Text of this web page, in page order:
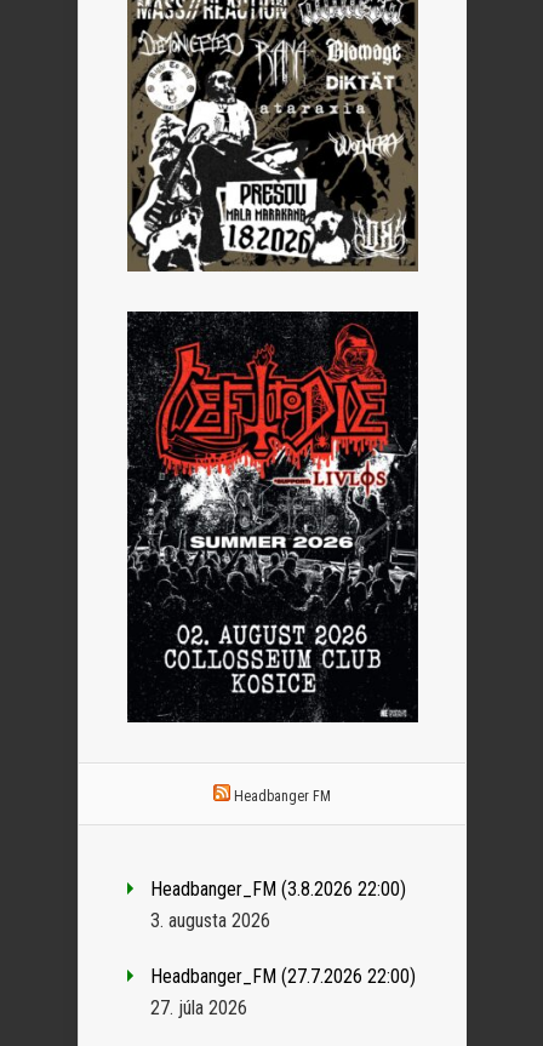
Headbanger FM
Headbanger_FM (3.8.2026 22:00)
3. augusta 2026
Headbanger_FM (27.7.2026 22:00)
27. júla 2026